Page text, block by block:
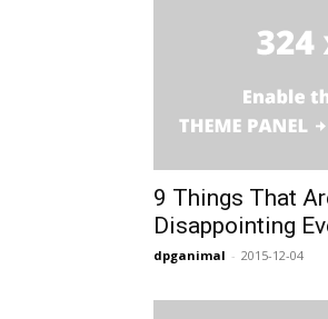
9 Things That
Disappointing
dpganimal - 2015-12-04